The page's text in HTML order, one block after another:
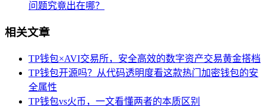
问题究竟出在哪？
相关文章
TP钱包×AVI交易所，安全高效的数字资产交易黄金搭档
TP钱包开源吗？从代码透明度看这款热门加密钱包的安
全属性
TP钱包vs火币，一文看懂两者的本质区别